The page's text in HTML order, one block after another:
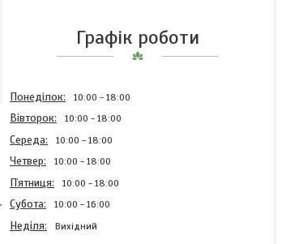
Графік роботи
Понеділок 10:00 18:00
Вівторок 10:00 18:00
Середа 10:00 18:00
Четвер 10:00 18:00
Пʼятниця 10:00 18:00
Субота 10:00 16:00
Неділя Вихідний